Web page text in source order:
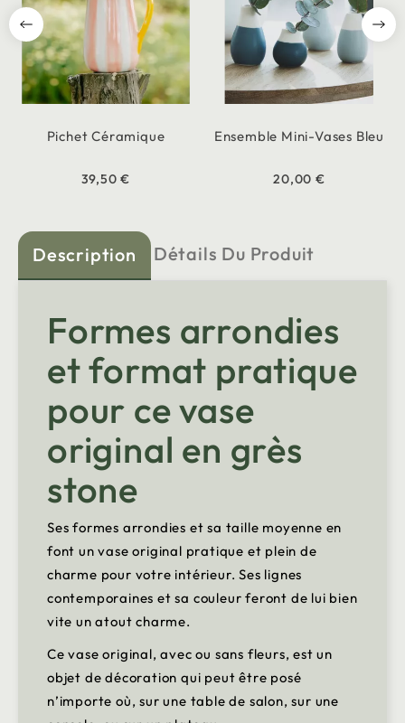
Pichet Céramique
39,50 €
Ensemble Mini-Vases Bleu
20,00 €
Description Détails Du Produit
Formes arrondies
et format pratique
pour ce vase
original en grès
stone
Ses formes arrondies et sa taille moyenne en
font un vase original pratique et plein de
charme pour votre intérieur. Ses lignes
contemporaines et sa couleur feront de lui bien
vite un atout charme.
Ce vase original, avec ou sans fleurs, est un
objet de décoration qui peut être posé
n’importe où, sur une table de salon, sur une